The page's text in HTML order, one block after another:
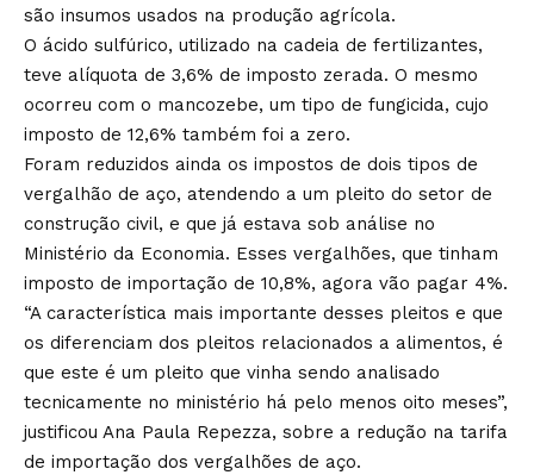
são insumos usados na produção agrícola.
O ácido sulfúrico, utilizado na cadeia de fertilizantes,
teve alíquota de 3,6% de imposto zerada. O mesmo
ocorreu com o mancozebe, um tipo de fungicida, cujo
imposto de 12,6% também foi a zero.
Foram reduzidos ainda os impostos de dois tipos de
vergalhão de aço, atendendo a um pleito do setor de
construção civil, e que já estava sob análise no
Ministério da Economia. Esses vergalhões, que tinham
imposto de importação de 10,8%, agora vão pagar 4%.
“A característica mais importante desses pleitos e que
os diferenciam dos pleitos relacionados a alimentos, é
que este é um pleito que vinha sendo analisado
tecnicamente no ministério há pelo menos oito meses”,
justificou Ana Paula Repezza, sobre a redução na tarifa
de importação dos vergalhões de aço.